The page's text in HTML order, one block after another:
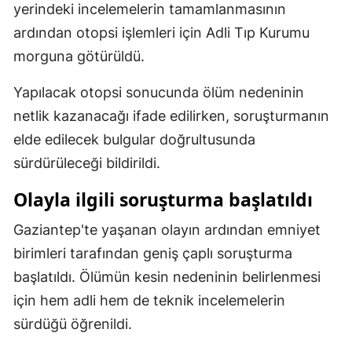
Rize
Siirt
Sinop
Tekirdağ
Tokat
Trabzon
Tunceli
yerindeki incelemelerin tamamlanmasının
ardından otopsi işlemleri için Adli Tıp Kurumu
morguna götürüldü.
Yapılacak otopsi sonucunda ölüm nedeninin
netlik kazanacağı ifade edilirken, soruşturmanın
elde edilecek bulgular doğrultusunda
sürdürüleceği bildirildi.
Olayla ilgili soruşturma başlatıldı
Gaziantep'te yaşanan olayın ardından emniyet
birimleri tarafından geniş çaplı soruşturma
başlatıldı. Ölümün kesin nedeninin belirlenmesi
için hem adli hem de teknik incelemelerin
sürdüğü öğrenildi.